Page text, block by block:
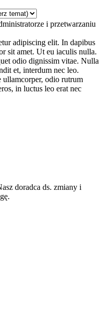
i przetwarzaniu
adipiscing elit. In dapibus
sit amet. Ut eu iaculis nulla.
odio dignissim vitae. Nulla
et, interdum nec leo.
ullamcorper, odio rutrum
in luctus leo erat nec
doradca ds. zmiany i